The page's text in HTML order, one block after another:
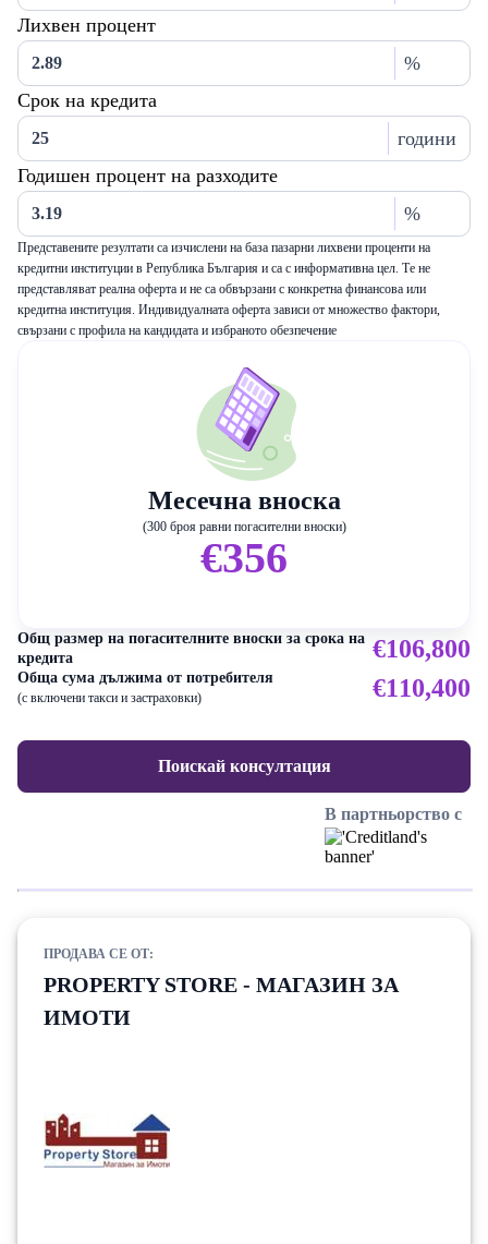
Лихвен процент
%
Срок на кредита
години
Годишен процент на разходите
%
Представените резултати са изчислени на база пазарни лихвени проценти на
кредитни институции в Република България и са с информативна цел. Те не
представляват реална оферта и не са обвързани с конкретна финансова или
кредитна институция. Индивидуалната оферта зависи от множество фактори,
свързани с профила на кандидата и избраното обезпечение
Месечна вноска
(300 броя равни погасителни вноски)
€356
Общ размер на погасителните вноски за срока на
кредита
€106,800
Обща сума дължима от потребителя
(с включени такси и застраховки) €110,400
Поискай консултация
В партньорство с
ПРОДАВА СЕ ОТ:
PROPERTY STORE - МАГАЗИН ЗА
ИМОТИ